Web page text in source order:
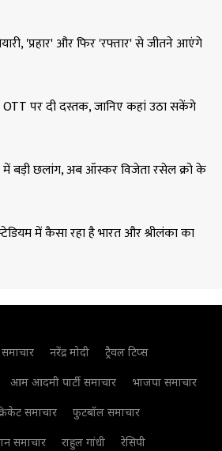
'प्रहार' और फिर 'रफ्तार' से जीतने आएंगे
पर दी दस्तक, जानिए कहां उठा सकेंगे
में बड़ी छलांग, अब ऑस्कर विजेता रसेल क्रो के
में कैसा रहा है भारत और श्रीलंका का
नरेंद्र मोदी
ट्रैवल टिप्स
आम आदमी पार्टी समाचार
भाजपा समाचार
समाचार
फुटबॉल समाचार
समाचार राहुल गांधी रेसिपी